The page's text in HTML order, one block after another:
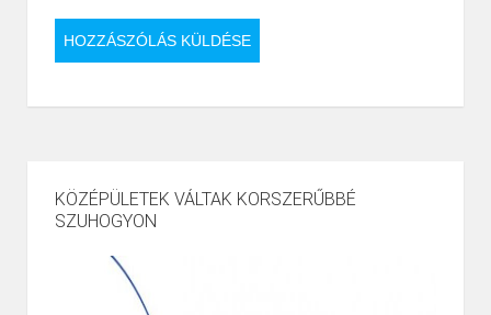
KÖZÉPÜLETEK VÁLTAK KORSZERŰBBÉ
SZUHOGYON